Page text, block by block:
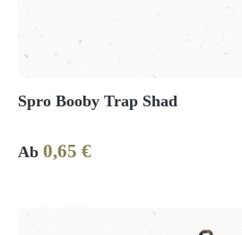
Spro Booby Trap Shad
Regulärer Preis:
Ab 0,65 €